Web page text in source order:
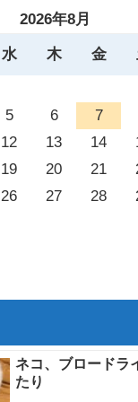
2026年8月
水 木 金
5 6 7
12 13 14
19 20 21
26 27 28
ネコ、ブロードラ
たり